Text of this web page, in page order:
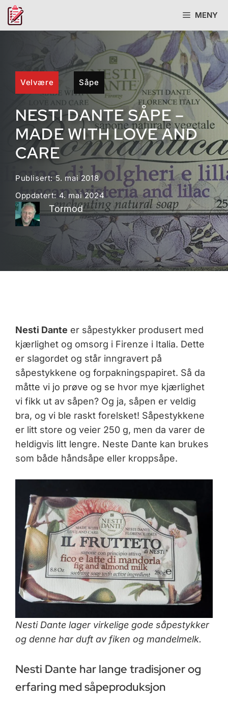
Hopp
MENY
Velvære Såpe
NESTI DANTE SÅPE –
MADE WITH LOVE AND
CARE
Publisert:5. mai 2018
Oppdatert: 4. mai 2024
Tormod
Nesti Dante er såpestykker produsert med
kjærlighet og omsorg i Firenze i Italia. Dette
er slagordet og står inngravert på
såpestykkene og forpakningspapiret. Så da
måtte vi jo prøve og se hvor mye kjærlighet
vi fikk ut av såpen? Og ja, såpen er veldig
bra, og vi ble raskt forelsket! Såpestykkene
er litt store og veier 250 g, men da varer de
heldigvis litt lengre. Neste Dante kan brukes
som både håndsåpe eller kroppsåpe.
Nesti Dante lager virkelige gode såpestykker
og denne har duft av fiken og mandelmelk.
Nesti Dante har lange tradisjoner og
erfaring med såpeproduksjon